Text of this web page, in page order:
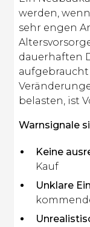
werden,
sehr engen
dauerhaften
belasten, ist
Warnsignale
Keine
Kauf
Unklare